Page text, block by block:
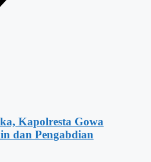
Kapolresta Gowa
dan Pengabdian